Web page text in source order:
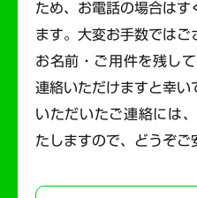
ため、お電話の場合はす
ます。 大変お手数ではご
お名前・ご用件を残し
連絡いただけますと幸い
いただいたご連絡には
たしますので、どうぞご